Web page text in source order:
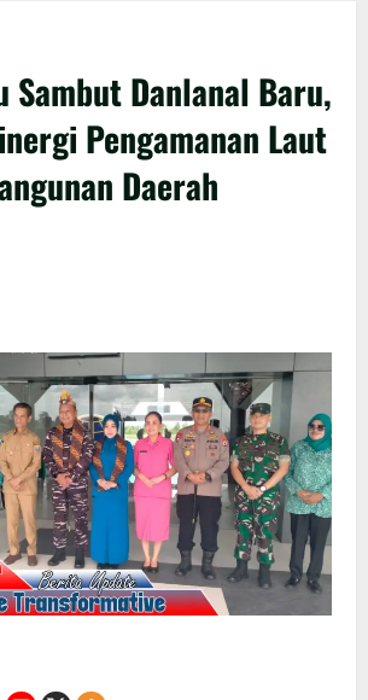
Sambut Danlanal Baru,
Pengamanan Laut
Daerah